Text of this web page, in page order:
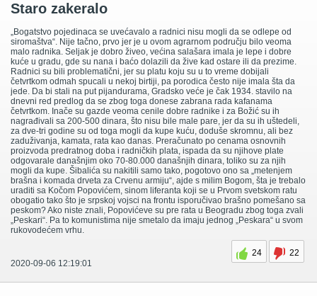
Staro zakeralo
„Bogatstvo pojedinaca se uvećavalo a radnici nisu mogli da se odlepe od
siromaštva“. Nije tačno, prvo jer je u ovom agrarnom području bilo veoma
malo radnika. Seljak je dobro živeo, većina salašara imala je lepe i dobre
kuće u gradu, gde su nana i baćo dolazili da žive kad ostare ili da prezime.
Radnici su bili problematični, jer su platu koju su u to vreme dobijali
četvrtkom odmah spucali u nekoj birtiji, pa porodica često nije imala šta da
jede. Da bi stali na put pijandurama, Gradsko veće je čak 1934. stavilo na
dnevni red predlog da se zbog toga donese zabrana rada kafanama
četvrtkom. Inače su gazde veoma cenile dobre radnike i za Božić su ih
nagrađivali sa 200-500 dinara, što nisu bile male pare, jer da su ih uštedeli,
za dve-tri godine su od toga mogli da kupe kuću, doduše skromnu, ali bez
zaduživanja, kamata, rata kao danas. Preračunato po cenama osnovnih
proizvoda predratnog doba i radničkih plata, ispada da su njihove plate
odgovarale današnjim oko 70-80.000 današnjih dinara, toliko su za njih
mogli da kupe. Šibalića su nakitili samo tako, pogotovo ono sa „metenjem
brašna i komada drveta za Crvenu armiju“, ajde s milim Bogom, šta je trebalo
uraditi sa Kočom Popovićem, sinom liferanta koji se u Prvom svetskom ratu
obogatio tako što je srpskoj vojsci na frontu isporučivao brašno pomešano sa
peskom? Ako niste znali, Popovićeve su pre rata u Beogradu zbog toga zvali
„Peskari“. Pa to komunistima nije smetalo da imaju jednog „Peskara“ u svom
rukovodećem vrhu.
24
22
2020-09-06 12:19:01